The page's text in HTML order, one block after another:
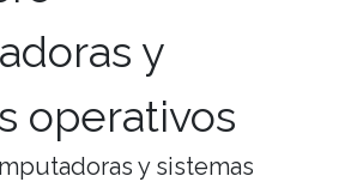
y
operativos
y sistemas